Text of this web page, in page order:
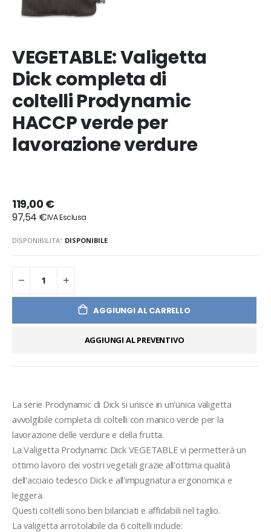
VEGETABLE: Valigetta
Dick completa di
coltelli Prodynamic
HACCP verde per
lavorazione verdure
119,00 €
97,54 €
DISPONIBILITA': DISPONIBILE
AGGIUNGI AL CARRELLO
AGGIUNGI AL PREVENTIVO
La serie Prodynamic di Dick si unisce in un'unica valigetta
avvolgibile completa di coltelli con manico verde per la
lavorazione delle verdure e della frutta.
La Valigetta Prodynamic Dick VEGETABLE vi permetterà un
ottimo lavoro dei vostri vegetali grazie all'ottima qualità
dell'acciaio tedesco Dick e all'impugnatura ergonomica e
leggera.
Questi coltelli sono ben bilanciati e affidabili nel taglio.
La valigetta arrotolabile da 6 coltelli include: